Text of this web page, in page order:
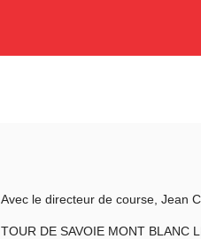
Avec le directeur de course, Jean
TOUR DE SAVOIE MONT BLANC